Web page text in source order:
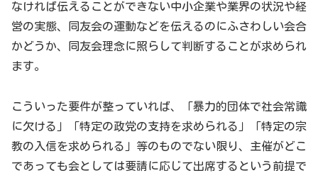
なければ伝えることができない中小企業や業界の状況や経
営の実態、同友会の運動などを伝えるのにふさわしい会合
かどうか、同友会理念に照らして判断することが求められ
ます。
こういった要件が整っていれば、「暴力的団体で社会常識
に欠ける」「特定の政党の支持を求められる」「特定の宗
教の入信を求められる」等のものでない限り、主催がどこ
であっても会としては要請に応じて出席するという前提で